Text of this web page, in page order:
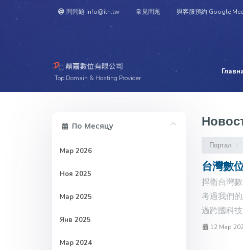
問問題 info@itn.tw 常見問題 與客服預約 Google
Top Domain & Hosting Provider
Портал
По Месяцу
Мар 2026
Ноя 2025
Мар 2025
Янв 2025
Мар 2024
台灣數
捍衛台灣
考過我們
過跨國科
12 Мар